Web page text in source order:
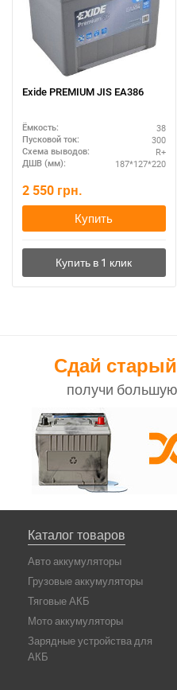
Exide PREMIUM JIS EA386
Ёмкость: 38
Пусковой ток: 300
Схема выводов: R+
ДШВ (мм): 187*127*220
2 550 грн.
Купить
Сдай
получи
Каталог товаров
Авто аккумуляторы
Грузовые аккумуляторы
Тяговые АКБ
Мото аккумуляторы
Зарядные устройства для
АКБ